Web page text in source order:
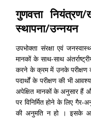
गुणवत्ता नियंत्रण/
स्थापना/उन्नयन
उपभोक्‍ता संरक्षा एवं
मानकों के साथ-साथ
करने के क्रम में उनके परीक्षण
पदार्थों के परीक्षण की भी
अपेक्षित मानकों के अनुसार हैं
पर विनिर्मित होने के लिए गैर-
की अनु‍मति न हो । इसके